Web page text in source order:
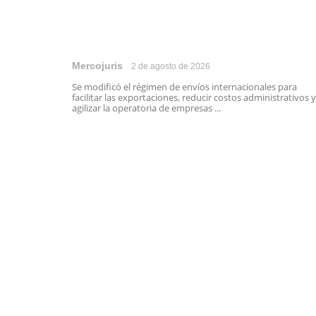
Mercojuris 2 de agosto de 2026
Se modificó el régimen de envíos internacionales para
facilitar las exportaciones, reducir costos administrativos y
agilizar la operatoria de empresas ...